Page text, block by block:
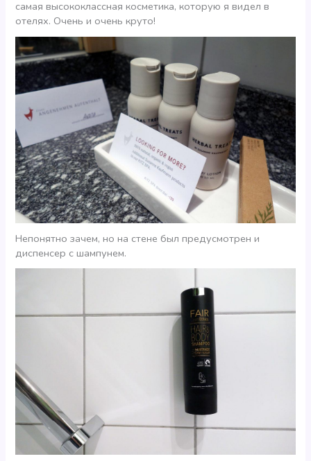
самая высококлассная косметика, которую я видел в
отелях. Очень и очень круто!
Непонятно зачем, но на стене был предусмотрен и
диспенсер с шампунем.